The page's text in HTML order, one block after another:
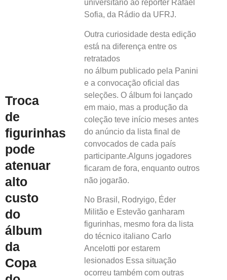
Troca
de
figurinhas
pode
atenuar
alto
custo
do
álbum
da
Copa
universitário ao repórter Rafael
Sofia, da Rádio da UFRJ.
Outra curiosidade desta edição
está na diferença entre os
retratados
no álbum publicado pela Panini
e a convocação oficial das
seleções. O álbum foi lançado
em maio, mas a produção da
coleção teve início meses antes
do anúncio da lista final de
convocados de cada país
participante.Alguns jogadores
ficaram de fora, enquanto outros
não jogarão.
No Brasil, Rodryigo, Éder
Militão e Estevão ganharam
figurinhas, mesmo fora da lista
do técnico italiano Carlo
Ancelotti por estarem
lesionados Essa situação
ocorreu também com outras